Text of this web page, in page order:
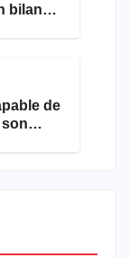
bilan
de
son